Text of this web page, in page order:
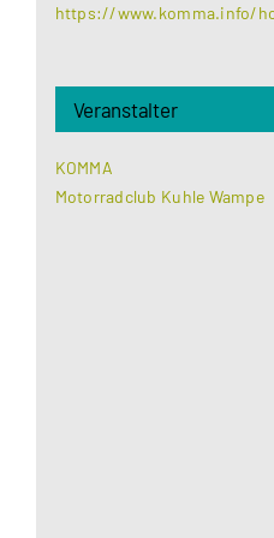
https://www.komma.info/
Veranstalter
KOMMA
Motorradclub Kuhle Wampe